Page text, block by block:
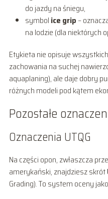
do jazdy na śniegu,
symbol ice grip –
na lodzie (dla niektórych
Etykieta nie opisuje
zachowania na suchej
aquaplaning), ale daje dobry
różnych modeli pod kątem
Pozostałe
Oznaczenia UTQG
Na części opon, zwłaszcza
amerykański, znajdziesz skrót
Grading). To system oceny